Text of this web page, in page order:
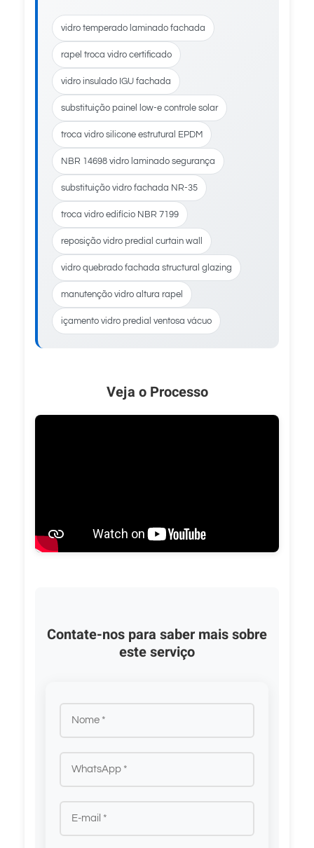
vidro temperado laminado fachada
rapel troca vidro certificado
vidro insulado IGU fachada
substituição painel low-e controle solar
troca vidro silicone estrutural EPDM
NBR 14698 vidro laminado segurança
substituição vidro fachada NR-35
troca vidro edifício NBR 7199
reposição vidro predial curtain wall
vidro quebrado fachada structural glazing
manutenção vidro altura rapel
içamento vidro predial ventosa vácuo
Veja o Processo
Contate-nos para saber mais sobre
este serviço